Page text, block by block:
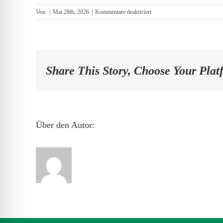
Von | Mai 28th, 2026 | Kommentare deaktiviertfür
Garage
Share This Story, Choose Your
Über den Autor: